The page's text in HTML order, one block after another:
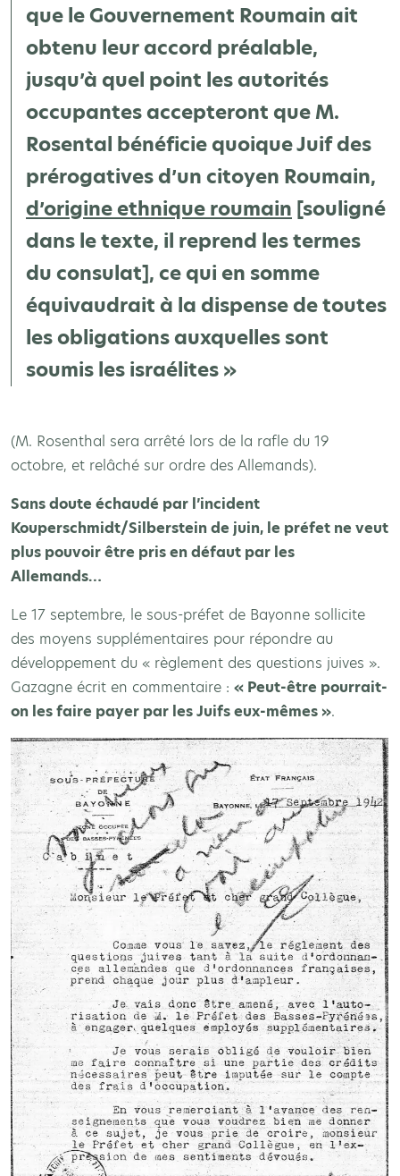
que le Gouvernement Roumain ait
obtenu leur accord préalable,
jusqu’à quel point les autorités
occupantes accepteront que M.
Rosental bénéficie quoique Juif des
prérogatives d’un citoyen Roumain,
d’origine ethnique roumain [souligné
dans le texte, il reprend les termes
du consulat], ce qui en somme
équivaudrait à la dispense de toutes
les obligations auxquelles sont
soumis les israélites »
(M. Rosenthal sera arrêté lors de la rafle du 19
octobre, et relâché sur ordre des Allemands).
Sans doute échaudé par l’incident
Kouperschmidt/Silberstein de juin, le préfet ne veut
plus pouvoir être pris en défaut par les
Allemands…
Le 17 septembre, le sous-préfet de Bayonne sollicite
des moyens supplémentaires pour répondre au
développement du « règlement des questions juives ».
Gazagne écrit en commentaire : « Peut-être pourrait-
on les faire payer par les Juifs eux-mêmes ».